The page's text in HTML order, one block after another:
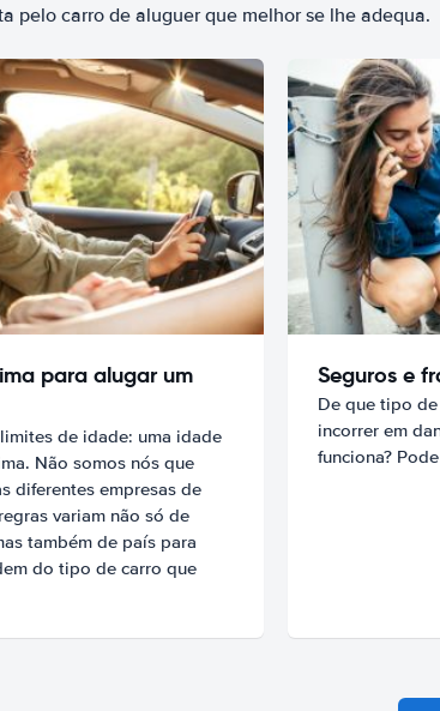
pelo carro de aluguer que melhor se lhe adequa.
para alugar um
de idade: uma idade
Não somos nós que
diferentes empresas de
variam não só de
também de país para
do tipo de carro que
Seguros e
De que tipo
incorrer em
funciona?